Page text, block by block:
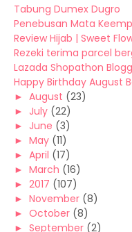
Tabung Dumex Dugro
Penebusan Mata
Review Hijab | Sweet
Rezeki terima parcel
Lazada Shopathon
Happy Birthday August
► August (23)
► July (22)
► June (3)
► May (11)
► April (17)
► March (16)
► 2017 (107)
► November (8)
► October (8)
► September (2)